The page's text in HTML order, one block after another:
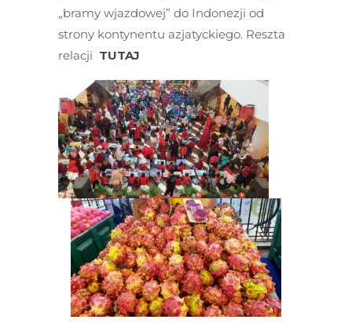
„bramy wjazdowej” do Indonezji od
strony kontynentu azjatyckiego. Reszta
relacji TUTAJ